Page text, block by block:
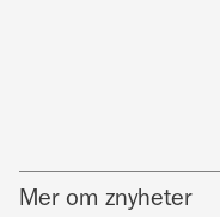
Mer om znyheter